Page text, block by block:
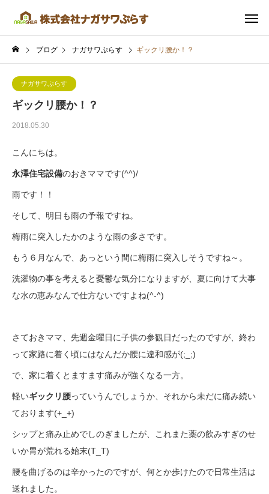
ブログ ナガサワぷらす ギックリ腰か！？
ナガサワぷらす
ギックリ腰か！？
2018.05.30
こんにちは。
永澤住宅設備のおきママです(^^)/
雨です！！
そして、明日も雨の予報ですね。
梅雨に突入したかのような雨の多さです。
もう６月なんで、あっという間に梅雨に突入しそうですね～。
洗濯物の事を考えると憂鬱な気分になりますが、夏に向けて大事
な水の恵みなんで仕方ないですよね(^-^)
さておきママ、先週金曜日に子供の参観日だったのですが、終わ
って家路に着く頃にはなんだか腰に違和感が(;_;)
で、家に着くとますます痛みが強くなる一方。
軽いギックリ腰っていうんでしょうか、それから未だに痛み続い
ております(+_+)
シップと痛み止めでしのぎましたが、これまた薬の飲みすぎのせ
いか胃が荒れる始末(T_T)
腰を曲げるのは辛かったのですが、何とか歩けたので日常生活は
送れました。